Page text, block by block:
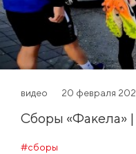
видео 20 февраля
Сборы «Факела» |
#сборы